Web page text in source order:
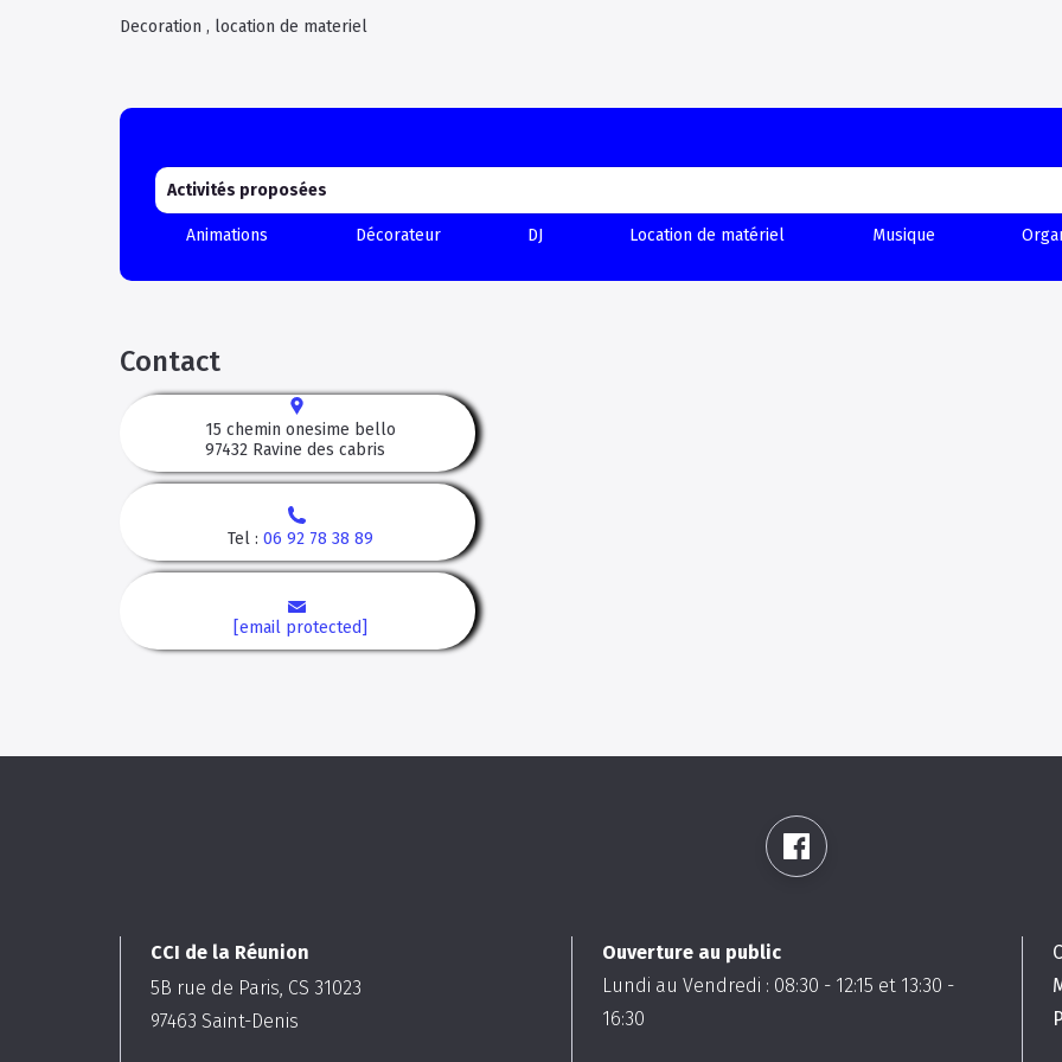
Decoration , location de materiel
Activités proposées
Animations Décorateur DJ Location de matériel Musique
Contact
15 chemin onesime bello
97432 Ravine des cabris
Tel :06 92 78 38 89
[email protected]
CCI de la Réunion
5B rue de Paris, CS 31023
97463 Saint-Denis
Ouverture au public
Lundi au Vendredi : 08:30 - 12:15 et 13:30 -
16:30